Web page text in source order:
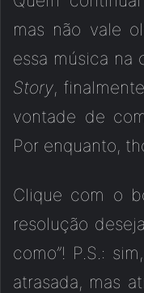
mas não vale
essa música na
Story,
vontade de
Por enquanto,
Clique com o
resolução
como”! P.S.:
atrasada, mas